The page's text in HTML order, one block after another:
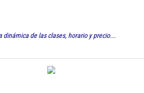
de las clases, horario y precio...